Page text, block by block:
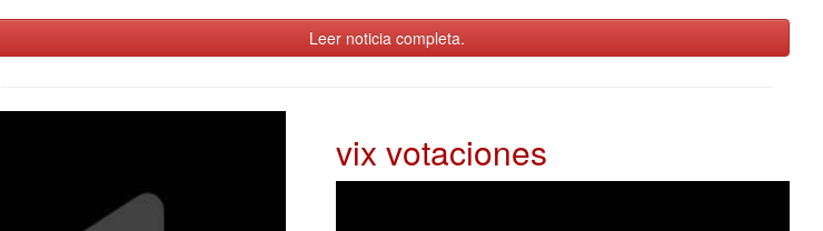
Leer noticia completa.
vix votaciones